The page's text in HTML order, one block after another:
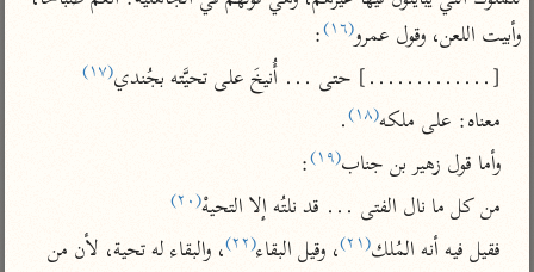
تفسير الثعالبي
تفسير السمرقندي
تفسير الثعلبي
البسيط للواحدي
تفسير أبي السعود
موسوعة التفسير
الدر المنثور
وأبيت اللعن، وقول عمرو(١٦)
:
[.............] حتى ... أُنيخَ على تحيَّته بجُندي(١٧)
معناه: على ملكه(١٨)
.
وأما قول زهير بن جناب(١٩)
:
من كل ما نال الفتى ... قد نلتُه إلا التحيهْ(٢٠)
فقيل فيه أنه المُلك(٢١) ، وقيل البقاء(٢٢)